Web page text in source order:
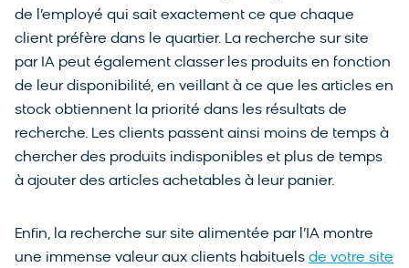
de l’employé qui sait exactement ce que chaque
client préfère dans le quartier. La recherche sur site
par IA peut également classer les produits en fonction
de leur disponibilité, en veillant à ce que les articles en
stock obtiennent la priorité dans les résultats de
recherche. Les clients passent ainsi moins de temps à
chercher des produits indisponibles et plus de temps
à ajouter des articles achetables à leur panier.
Enfin, la recherche sur site alimentée par l’IA montre
une immense valeur aux clients habituels de votre site